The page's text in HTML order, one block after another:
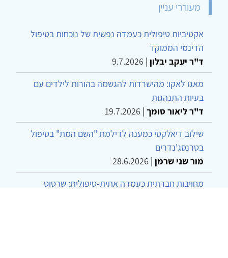
מעוררי עניין
אקטיביות טיפולית כעמדה נפשית של נוכחות בטיפול
הדינמי הממוקד
ד"ר יעקב יבלון |
9.7.2026
מאגו לאקו: מהישרדות להגשמה בהורות לילדים עם
בעיות התנהגות
ד"ר ליאור סומך |
19.7.2026
שילוב דיאלקטי כמענה לדילמת "השם המת" בטיפול
בטרנסג'נדרים
מור שני שרמן |
28.6.2026
מחויבות חברתית כעמדה אתית-טיפולית: שרטוט